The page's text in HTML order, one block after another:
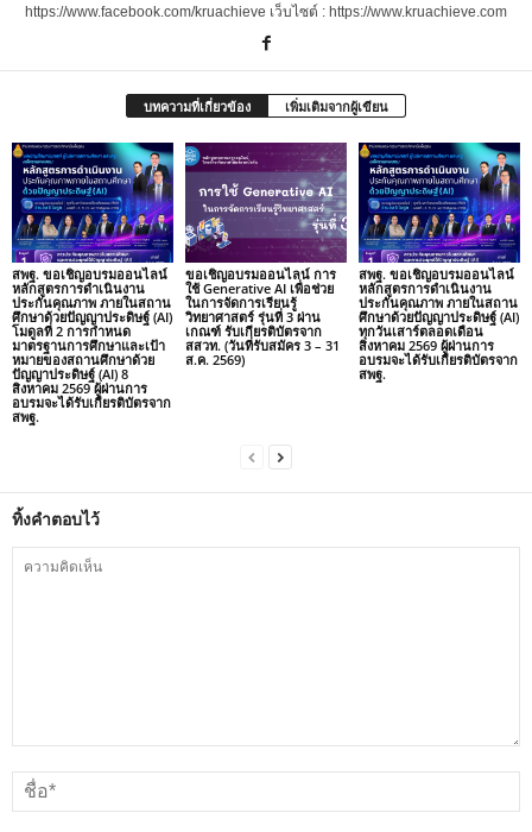
https://www.facebook.com/kruachieve เว็บไซต์ : https://www.kruachieve.com
บทความที่เกี่ยวข้อง เพิ่มเติมจากผู้เขียน
สพฐ. ขอเชิญอบรมออนไลน์
หลักสูตรการดำเนินงาน
ประกันคุณภาพ ภายในสถาน
ศึกษาด้วยปัญญาประดิษฐ์ (AI)
โมดูลที่ 2 การกำหนด
มาตรฐานการศึกษาและเป้า
หมายของสถานศึกษาด้วย
ปัญญาประดิษฐ์ (AI) 8
สิงหาคม 2569 ผู้ผ่านการ
อบรมจะได้รับเกียรติบัตรจาก
สพฐ.
ขอเชิญอบรมออนไลน์ การ
ใช้ Generative AI เพื่อช่วย
ในการจัดการเรียนรู้
วิทยาศาสตร์ รุ่นที่ 3 ผ่าน
เกณฑ์ รับเกียรติบัตรจาก
สสวท. (วันที่รับสมัคร 3 – 31
ส.ค. 2569)
สพฐ. ขอเชิญอบรมออนไลน์
หลักสูตรการดำเนินงาน
ประกันคุณภาพ ภายในสถาน
ศึกษาด้วยปัญญาประดิษฐ์ (AI)
ทุกวันเสาร์ตลอดเดือน
สิงหาคม 2569 ผู้ผ่านการ
อบรมจะได้รับเกียรติบัตรจาก
สพฐ.
ทิ้งคำตอบไว้